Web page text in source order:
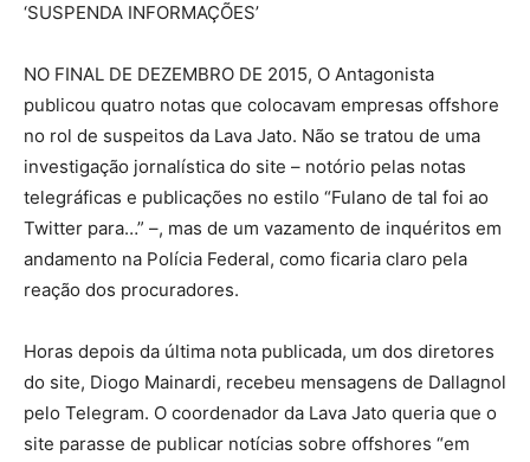
‘SUSPENDA INFORMAÇÕES’
NO FINAL DE DEZEMBRO DE 2015, O Antagonista
publicou quatro notas que colocavam empresas offshore
no rol de suspeitos da Lava Jato. Não se tratou de uma
investigação jornalística do site – notório pelas notas
telegráficas e publicações no estilo “Fulano de tal foi ao
Twitter para…” –, mas de um vazamento de inquéritos em
andamento na Polícia Federal, como ficaria claro pela
reação dos procuradores.
Horas depois da última nota publicada, um dos diretores
do site, Diogo Mainardi, recebeu mensagens de Dallagnol
pelo Telegram. O coordenador da Lava Jato queria que o
site parasse de publicar notícias sobre offshores “em